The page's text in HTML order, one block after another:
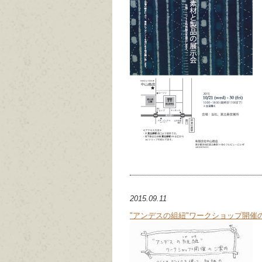
2015.09.11
"アンデスの組紐"ワークショップ開催